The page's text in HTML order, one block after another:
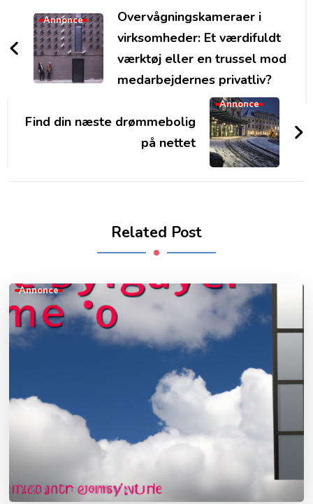
Navigation
Annonce
Overvågningskameraer i
virksomheder: Et værdifuldt
værktøj eller en trussel mod
medarbejdernes privatliv?
Annonce
Find din næste drømmebolig
på nettet
Related Post
Annonce